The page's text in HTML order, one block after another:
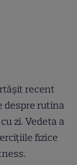
recent
despre rutina
zi. Vedeta a
fizice